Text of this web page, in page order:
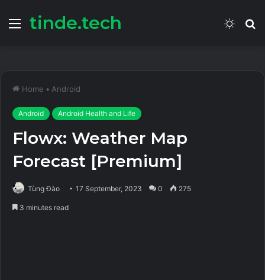
Menu
tinde.tech
Switch
Home • Android
Android Android Health and Life
Flowx: Weather Map
Forecast [Premium]
Tùng Đào 17 September, 2023 0 275
3 minutes read